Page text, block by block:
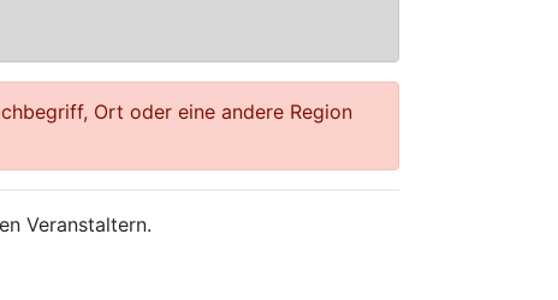
Ort oder eine andere Region
Veranstaltern.